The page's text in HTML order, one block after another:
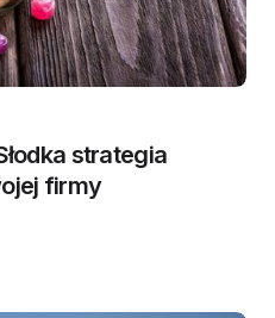
strategia
firmy